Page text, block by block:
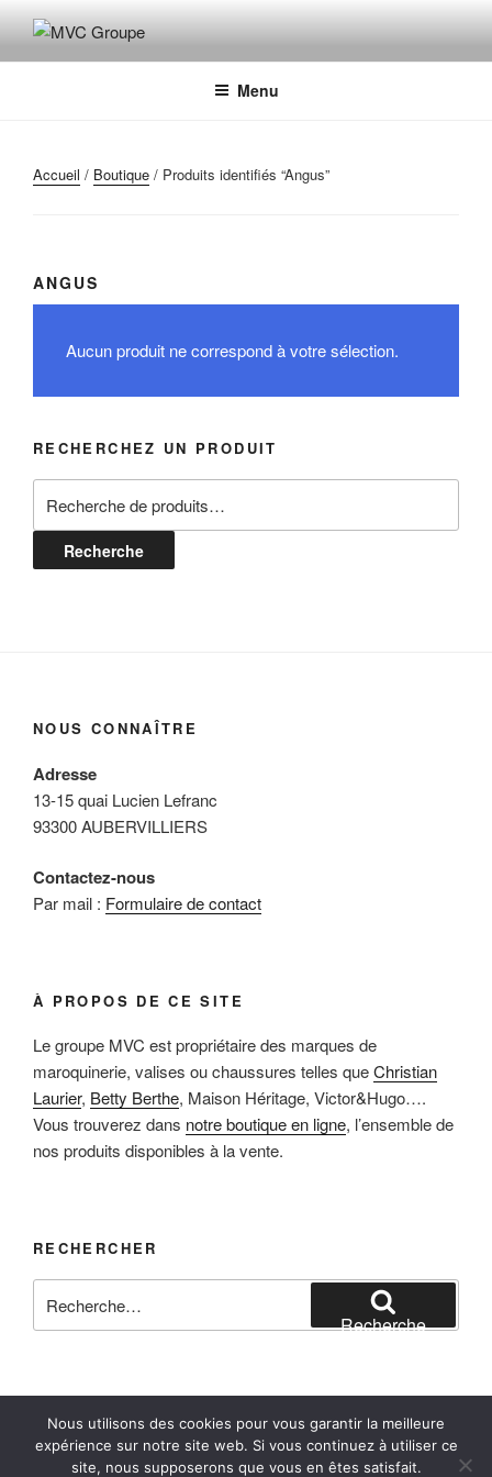
contenuMVC GROUPE
Maroquinerie – Valises – Chaussures
Menu
Accueil / Boutique / Produits identifiés “Angus”
ANGUS
Aucun produit ne correspond à votre sélection.
RECHERCHEZ UN PRODUIT
pour :
Recherche
NOUS CONNAÎTRE
Adresse
13-15 quai Lucien Lefranc
93300 AUBERVILLIERS
Contactez-nous
Par mail : Formulaire de contact
À PROPOS DE CE SITE
Le groupe MVC est propriétaire des marques de
maroquinerie, valises ou chaussures telles queChristian
Laurier, Betty Berthe, Maison Héritage, Victor&Hugo….
Vous trouverez dans notre boutique en ligne, l’ensemble de
nos produits disponibles à la vente.
RECHERCHER
pour
Recherche
Facebook Instagram E-mail
Nous utilisons des cookies pour vous garantir la meilleure
expérience sur notre site web. Si vous continuez à utiliser ce
site, nous supposerons que vous en êtes satisfait.